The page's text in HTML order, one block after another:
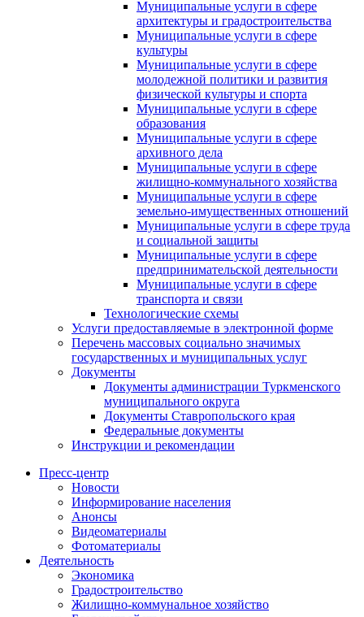
Муниципальные услуги в сфере
архитектуры и градостроительства
Муниципальные услуги в сфере
культуры
Муниципальные услуги в сфере
молодежной политики и развития
физической культуры и спорта
Муниципальные услуги в сфере
образования
Муниципальные услуги в сфере
архивного дела
Муниципальные услуги в сфере
жилищно-коммунального хозяйства
Муниципальные услуги в сфере
земельно-имущественных отношений
Муниципальные услуги в сфере труда
и социальной защиты
Муниципальные услуги в сфере
предпринимательской деятельности
Муниципальные услуги в сфере
транспорта и связи
Технологические схемы
Услуги предоставляемые в электронной форме
Перечень массовых социально значимых
государственных и муниципальных услуг
Документы
Документы администрации Туркменского
муниципального округа
Документы Ставропольского края
Федеральные документы
Инструкции и рекомендации
Пресс-центр
Новости
Информирование населения
Анонсы
Видеоматериалы
Фотоматериалы
Деятельность
Экономика
Градостроительство
Жилищно-коммунальное хозяйство